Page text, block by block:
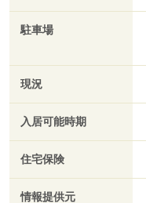
駐車場
現況
入居可能時期
住宅保険
情報提供元